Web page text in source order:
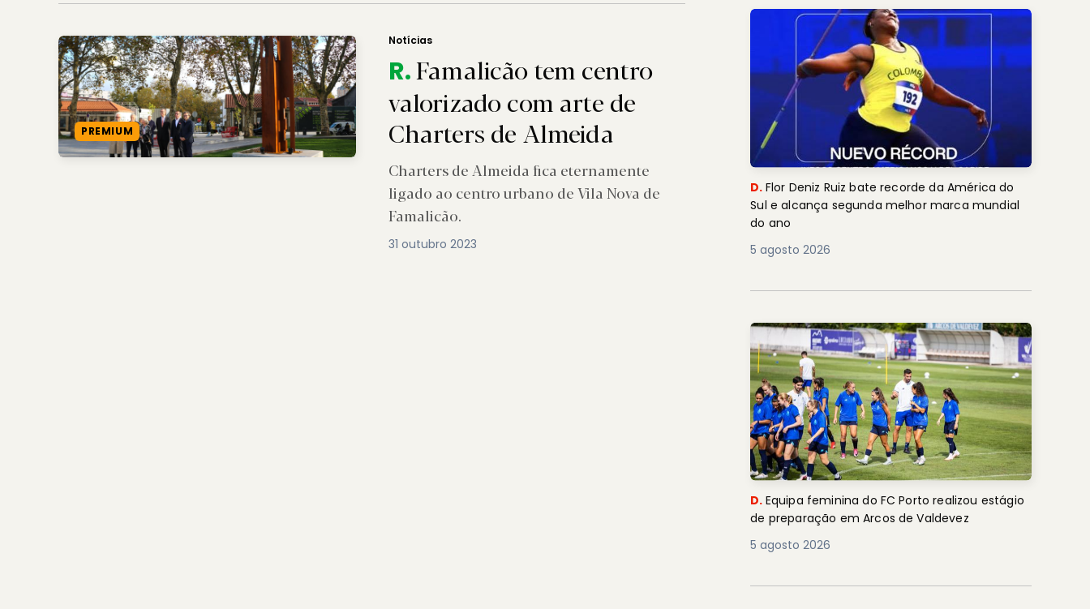
PREMIUM
Notícias
R.Famalicão tem centro
valorizado com arte de
Charters de Almeida
Charters de Almeida fica eternamente
ligado ao centro urbano de Vila Nova de
Famalicão.
31 outubro 2023
D. Flor Deniz Ruiz bate recorde da América do
Sul e alcança segunda melhor marca mundial
do ano
5 agosto 2026
D. Equipa feminina do FC Porto realizou estágio
de preparação em Arcos de Valdevez
5 agosto 2026